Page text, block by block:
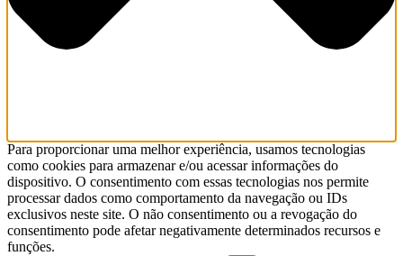
Para proporcionar uma melhor experiência, usamos tecnologias
como cookies para armazenar e/ou acessar informações do
dispositivo. O consentimento com essas tecnologias nos permite
processar dados como comportamento da navegação ou IDs
exclusivos neste site. O não consentimento ou a revogação do
consentimento pode afetar negativamente determinados recursos e
funções.